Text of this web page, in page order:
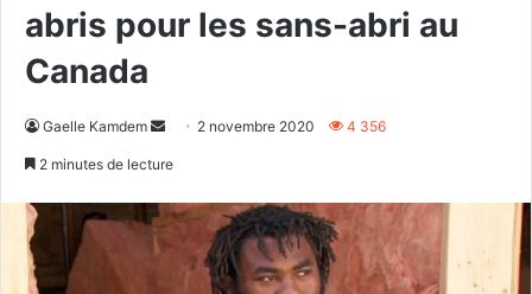
abris pour les sans-abri au
Canada
Gaelle Kamdem
Envoyer2 novembre 2020 4 356
2 minutes de lecture